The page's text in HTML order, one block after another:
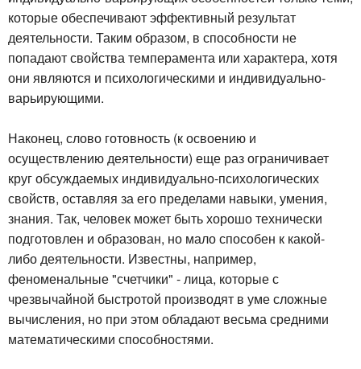
которые обеспечивают эффективный результат
деятельности. Таким образом, в способности не
попадают свойства темперамента или характера, хотя
они являются и психологическими и индивидуально-
варьирующими.
Наконец, слово готовность (к освоению и
осуществлению деятельности) еще раз ограничивает
круг обсуждаемых индивидуально-психологических
свойств, оставляя за его пределами навыки, умения,
знания. Так, человек может быть хорошо технически
подготовлен и образован, но мало способен к какой-
либо деятельности. Известны, например,
феноменальные "счетчики" - лица, которые с
чрезвычайной быстротой производят в уме сложные
вычисления, но при этом обладают весьма средними
математическими способностями.